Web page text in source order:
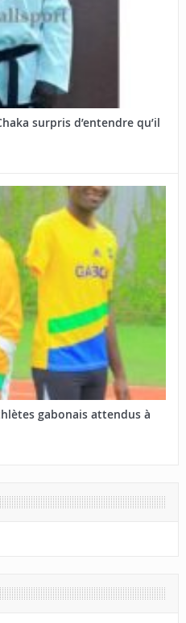
surpris d’entendre qu’il
gabonais attendus à